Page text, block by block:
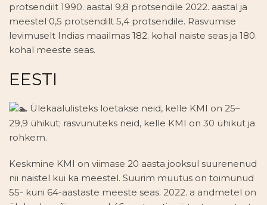
protsendilt 1990. aastal 9,8 protsendile 2022. aastal ja
meestel 0,5 protsendilt 5,4 protsendile. Rasvumise
levimuselt Indias maailmas 182. kohal naiste seas ja 180.
kohal meeste seas.
EESTI
Ülekaalulisteks loetakse neid, kelle KMI on 25–
29,9 ühikut; rasvunuteks neid, kelle KMI on 30 ühikut ja
rohkem.
Keskmine KMI on viimase 20 aasta jooksul suurenenud
nii naistel kui ka meestel. Suurim muutus on toimunud
55- kuni 64-aastaste meeste seas. 2022. a andmetel on